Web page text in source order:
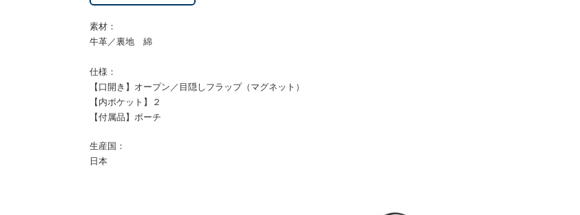
素材：
牛革／裏地 綿
仕様：
【口開き】オープン／目隠しフラップ（マグネット）
【内ポケット】２
【付属品】ポーチ
生産国：
日本